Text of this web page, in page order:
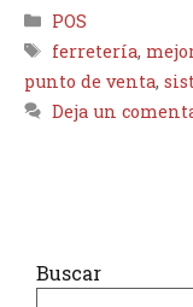
Categorías
POS
Etiquetas
ferretería,
punto de venta,
Deja un
Buscar